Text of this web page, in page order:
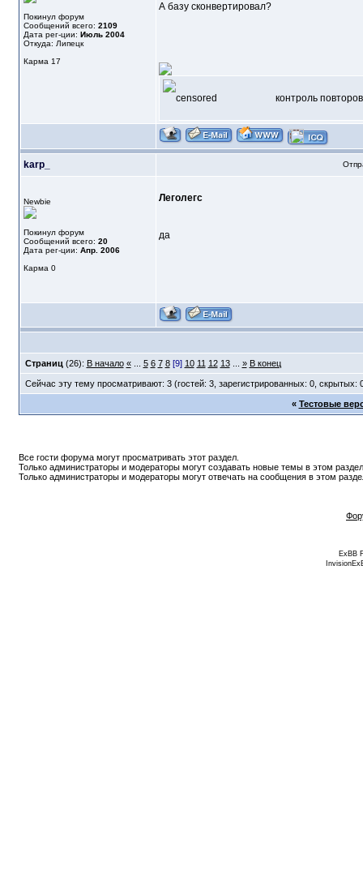
Покинул форум
Сообщений всего: 2109
Дата рег-ции: Июль 2004
Откуда: Липецк
Карма 17
А базу сконвертировал?
контроль
karp_
Newbie
Покинул форум
Сообщений всего: 20
Дата рег-ции: Апр. 2006
Карма 0
Леголегс
да
Страниц (26): В начало «... 5 6 7 8 [9] 10 11 12 13... » В конец
Сейчас эту тему просматривают: 3 (гостей: 3, зарегистрированных: 0, скрытых:
« Тестовые
Все гости форума могут просматривать этот раздел.
Только администраторы и модераторы могут создавать новые темы в этом
Только администраторы и модераторы могут отвечать на сообщения в этом
ExBB